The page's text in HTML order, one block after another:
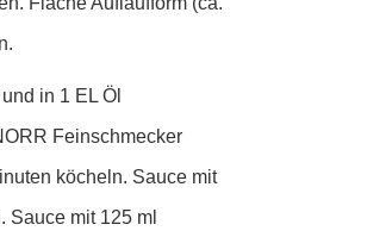
in 1 EL Öl
Feinschmecker
köcheln. Sauce mit
Sauce mit 125 ml